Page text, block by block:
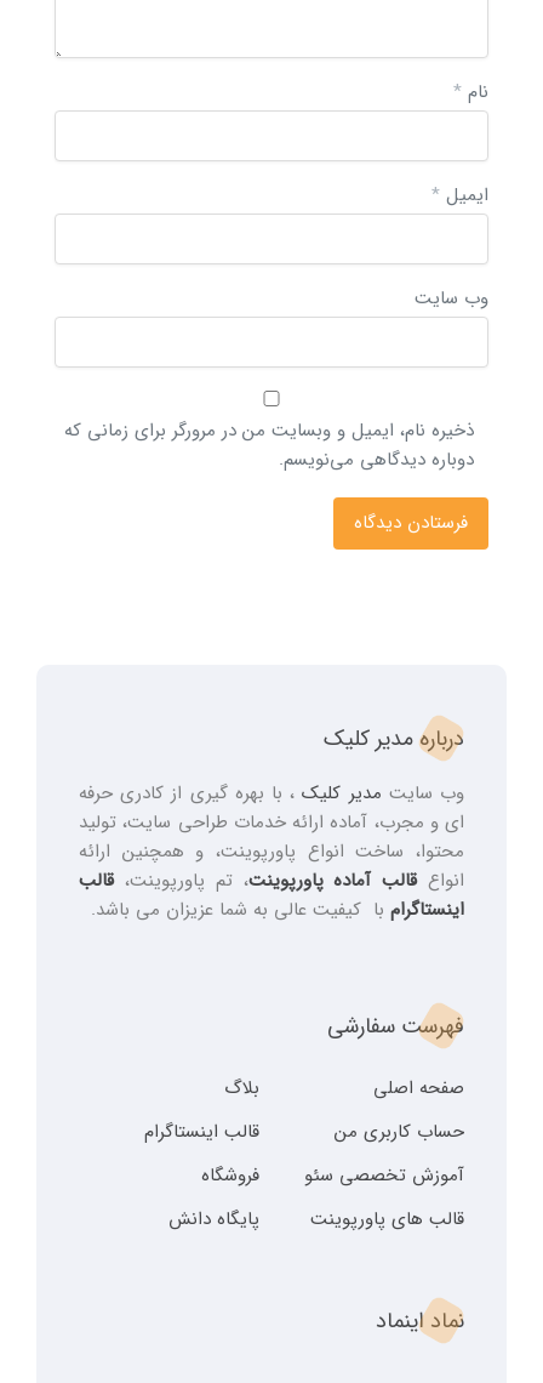
نام *
ایمیل *
وب‌ سایت
ذخیره نام، ایمیل و وبسایت من در مرورگر برای زمانی که
دوباره دیدگاهی می‌نویسم.
درباره مدیر کلیک
وب سایت مدیر کلیک، با بهره گیری از کادری حرفه
ای و مجرب، آماده ارائه خدمات طراحی سایت، تولید
محتوا، ساخت انواع پاورپوینت، و همچنین ارائه
انواعقالب آماده پاورپوینت، تم پاورپوینت،قالب
اینستاگرام با کیفیت عالی به شما عزیزان می باشد.
فهرست سفارشی
صفحه اصلی
بلاگ
حساب کاربری من
قالب اینستاگرام
آموزش تخصصی سئو
فروشگاه
قالب های پاورپوینت
پایگاه دانش
نماد اینماد